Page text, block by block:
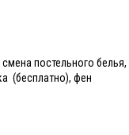
постельного белья,
(бесплатно), фен